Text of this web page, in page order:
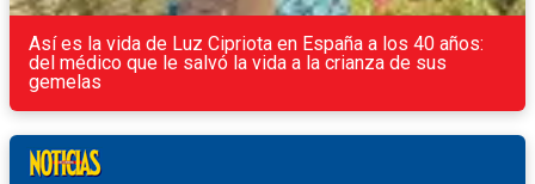
Así es la vida de Luz Cipriota en España a los 40 años:
del médico que le salvó la vida a la crianza de sus
gemelas